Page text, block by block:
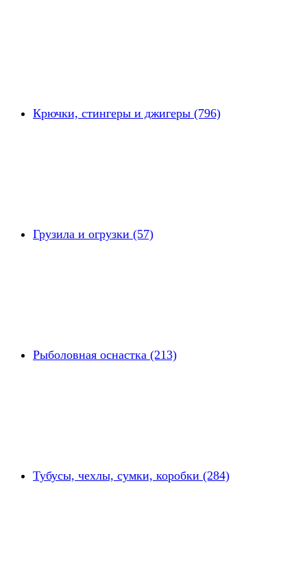
Крючки, стингеры и джигеры (796)
Грузила и огрузки (57)
Рыболовная оснастка (213)
Тубусы, чехлы, сумки, коробки (284)